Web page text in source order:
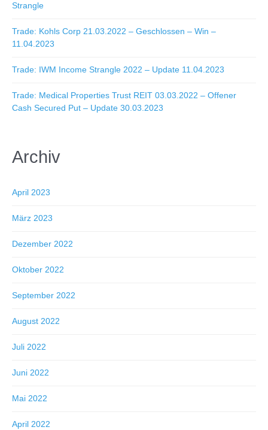
Strangle
Trade: Kohls Corp 21.03.2022 – Geschlossen – Win –
11.04.2023
Trade: IWM Income Strangle 2022 – Update 11.04.2023
Trade: Medical Properties Trust REIT 03.03.2022 – Offener
Cash Secured Put – Update 30.03.2023
Archiv
April 2023
März 2023
Dezember 2022
Oktober 2022
September 2022
August 2022
Juli 2022
Juni 2022
Mai 2022
April 2022